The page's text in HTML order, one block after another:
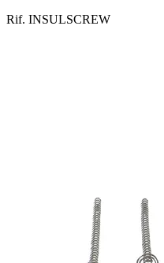
Rif. INSULSCREW